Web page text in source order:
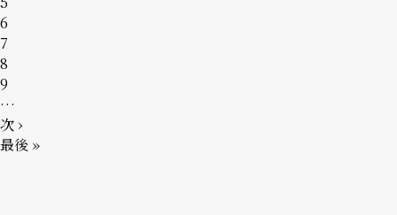
ジ
ー
ジ
ペ
ー
ジ
6
ペ
ー
ジ
7
ペ
ー
ジ
8
ペ
ー
ジ
9
…
次
ペ
次 ›
最
最後 »